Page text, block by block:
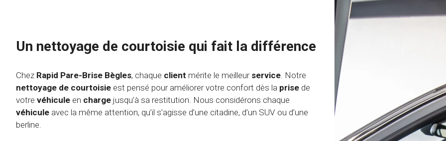
Un nettoyage de courtoisie qui fait la différence
Chez Rapid Pare-Brise Bègles, chaque client mérite le meilleur service. Notre
nettoyage de courtoisie est pensé pour améliorer votre confort dès la prise de
votre véhicule en charge jusqu’à sa restitution. Nous considérons chaque
véhicule avec la même attention, qu’il s’agisse d’une citadine, d’un SUV ou d’une
berline.